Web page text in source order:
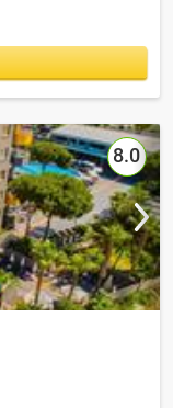
8.0